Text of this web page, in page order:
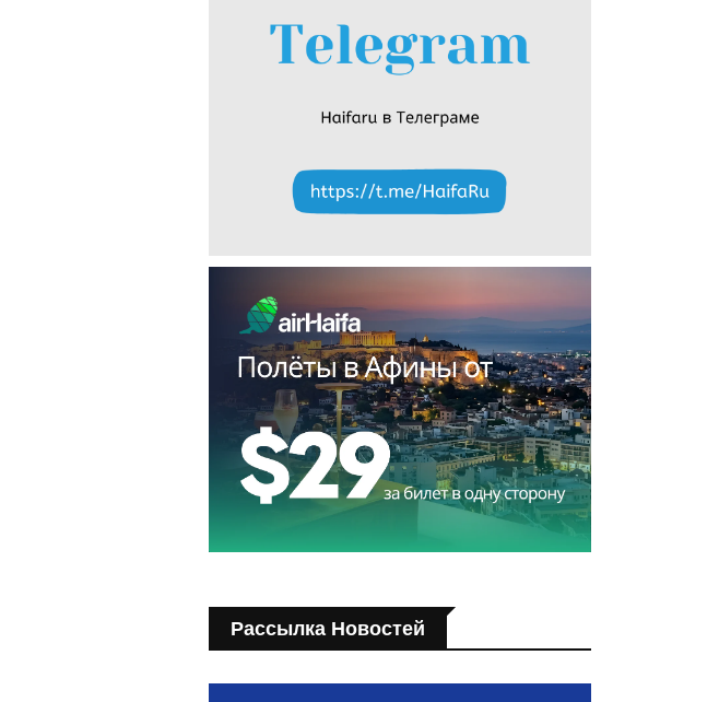
Рассылка Новостей